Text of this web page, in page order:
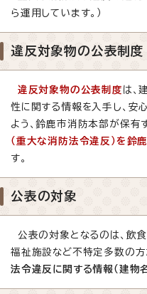
ら運用しています。）
違反対象物の公表制度
違反対象物の公表制度 は、
性に関する情報を入手し、安
よう、鈴鹿市消防本部が保有
（重大な消防法令違反）を鈴
す。
公表の対象
公表の対象となるのは、飲
福祉施設など不特定多数の
法令違反に関する情報（建物